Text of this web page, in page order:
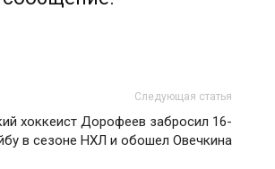
Следующая статья
хоккеист Дорофеев забросил 16-
в сезоне НХЛ и обошел Овечкина